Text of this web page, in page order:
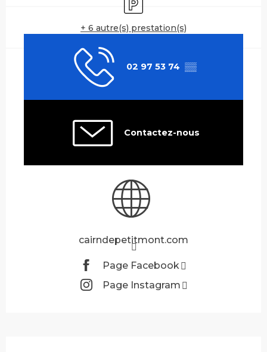
+ 6 autre(s) prestation(s)
02 97 53 74 ▒▒
Contactez-nous
cairndepetitmont.com
Page Facebook
Page Instagram